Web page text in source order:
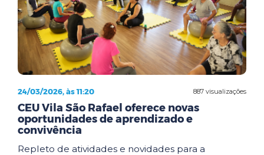
887 visualizações
24/03/2026, às 11:20
CEU Vila São Rafael oferece novas
oportunidades de aprendizado e
convivência
Repleto de atividades e novidades para a